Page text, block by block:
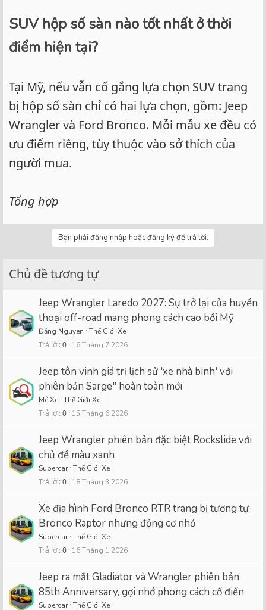
SUV hộp số sàn nào tốt nhất ở thời
điểm hiện tại?
Tại Mỹ, nếu vẫn cố gắng lựa chọn SUV trang
bị hộp số sàn chỉ có hai lựa chọn, gồm: Jeep
Wrangler và Ford Bronco. Mỗi mẫu xe đều có
ưu điểm riêng, tùy thuộc vào sở thích của
người mua.
Tổng hợp
Bạn phải đăng nhập hoặc đăng ký để trả lời.
Chủ đề tương tự
Jeep Wrangler Laredo 2027: Sự trở lại của huyền
thoại off-road mang phong cách cao bồi Mỹ
Đăng Nguyen Thế Giới Xe
Trả lời 0 16 Tháng 7 2026
Jeep tôn vinh giá trị lịch sử 'xe nhà binh' với
phiên bản Sarge" hoàn toàn mới
Mê Xe Thế Giới Xe
Trả lời 0 15 Tháng 6 2026
Jeep Wrangler phiên bản đặc biệt Rockslide với
chủ đề màu xanh
Supercar Thế Giới Xe
Trả lời 0 18 Tháng 3 2026
Xe địa hình Ford Bronco RTR trang bị tương tự
Bronco Raptor nhưng động cơ nhỏ
Supercar Thế Giới Xe
Trả lời 0 16 Tháng 1 2026
Jeep ra mắt Gladiator và Wrangler phiên bản
85th Anniversary, gợi nhớ phong cách cổ điển
Supercar Thế Giới Xe